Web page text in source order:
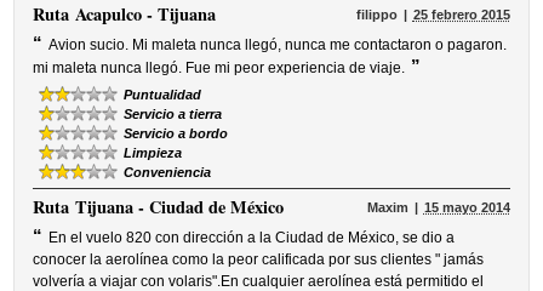
RutaAcapulco - Tijuana filippo 25 febrero 2015
“ Avion sucio. Mi maleta nunca llegó, nunca me contactaron o pagaron.
mi maleta nunca llegó. Fue mi peor experiencia de viaje. ”
Puntualidad
Servicio a tierra
Servicio a bordo
Limpieza
Conveniencia
RutaTijuana - Ciudad de México Maxim 15 mayo 2014
“ En el vuelo 820 con dirección a la Ciudad de México, se dio a
conocer la aerolínea como la peor calificada por sus clientes " jamás
volvería a viajar con volaris".En cualquier aerolínea está permitido el